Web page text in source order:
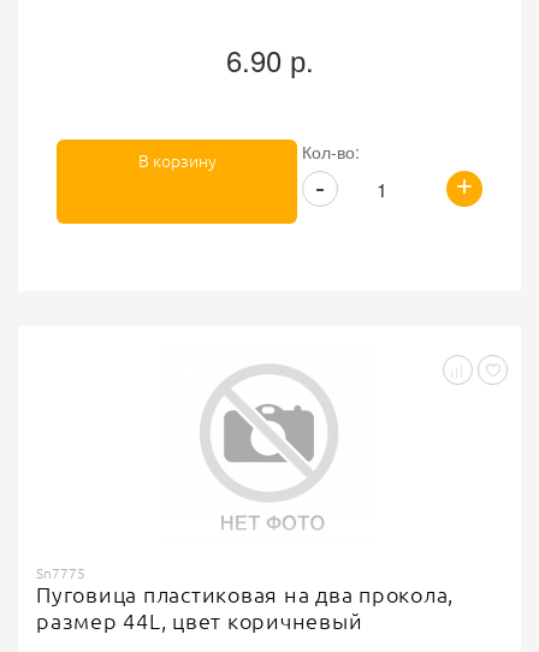
6.90 р.
Кол-во:
+
-
В корзину
Sn7775
Пуговица пластиковая на два прокола,
размер 44L, цвет коричневый